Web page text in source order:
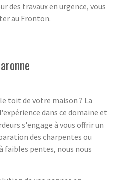
des travaux en urgence, vous
au Fronton.
toit de votre maison ? La
dans ce domaine et
s'engage à vous offrir un
des charpentes ou
faibles pentes, nous nous